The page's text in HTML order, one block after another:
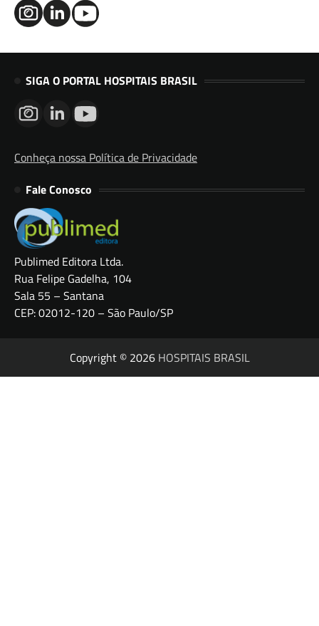
SIGA O PORTAL HOSPITAIS BRASIL
Conheça nossa Política de Privacidade
Fale Conosco
Publimed Editora Ltda.
Rua Felipe Gadelha, 104
Sala 55 – Santana
CEP: 02012-120 – São Paulo/SP
Copyright © 2026 HOSPITAIS BRASIL